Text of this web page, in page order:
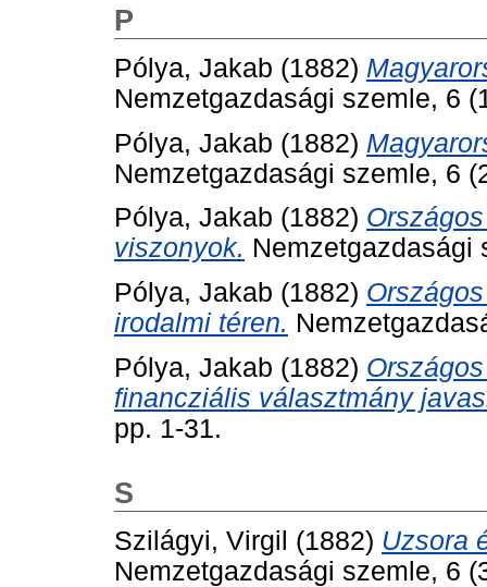
P
Pólya, Jakab (1882)
Nemzetgazdasági szemle, 6
Pólya, Jakab (1882)
Nemzetgazdasági szemle, 6
Pólya, Jakab (1882)
viszonyok. Nemzetgazdasági
Pólya, Jakab (1882)
irodalmi téren.
Pólya, Jakab (1882)
financziális választmány
pp. 1-31.
S
Szilágyi, Virgil (1882) Uzsora
Nemzetgazdasági szemle, 6